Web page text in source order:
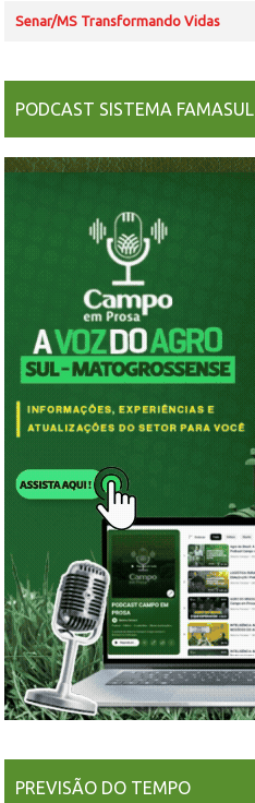
Senar/MS Transformando Vidas
PODCAST SISTEMA FAMASUL
PREVISÃO DO TEMPO